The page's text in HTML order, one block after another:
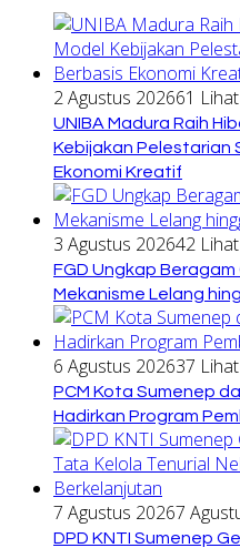
2 Agustus 202661 Lihat
UNIBA Madura Raih
Kebijakan Pelestarian
Ekonomi Kreatif
3 Agustus 202642 Lihat
FGD Ungkap
Mekanisme Lelang
6 Agustus 202637 Lihat
PCM Kota Sumenep
Hadirkan Program
7 Agustus 20267
DPD KNTI Sumenep